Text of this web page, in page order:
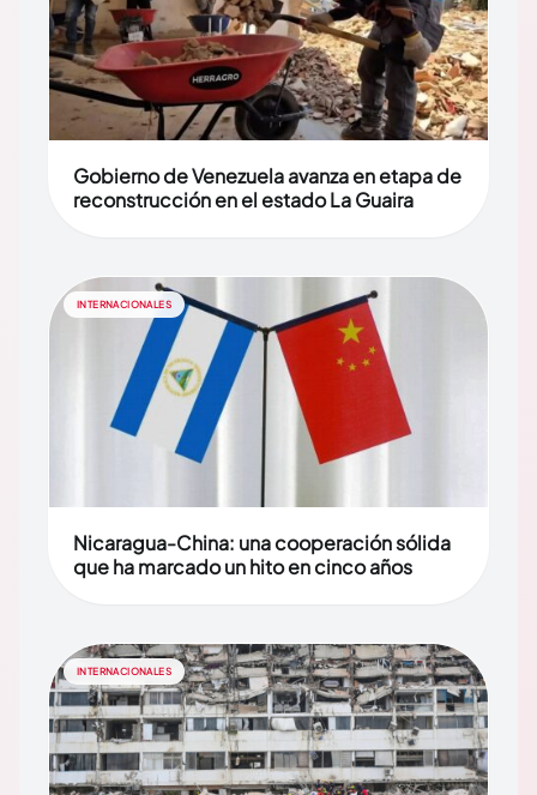
Gobierno de Venezuela avanza en etapa de
reconstrucción en el estado La Guaira
INTERNACIONALES
Nicaragua-China: una cooperación sólida
que ha marcado un hito en cinco años
INTERNACIONALES